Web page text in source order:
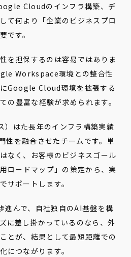
Cloudのインフラ構築、デ
て何より「企業のビジネスプロ
です。
を担保するのは容易ではありま
Workspace環境との整合性
Google Cloud環境を拡張する
の豊富な経験が求められます。
）はた長年のインフラ構築実績
を融合させたチームです。単
なく、お客様のビジネスゴール
ロードマップ」の策定から、実
サポートします。
進んで、自社独自のAI基盤を構
に差し掛かっているのなら、外
とが、結果として最短距離での
につながります。